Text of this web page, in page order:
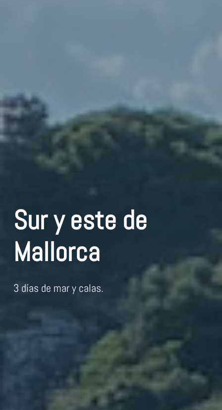
Sur y este de
Mallorca
3 días de mar y calas.